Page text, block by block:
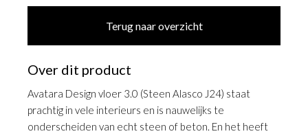
Terug naar overzicht
Over dit product
Avatara Design vloer 3.0 (Steen Alasco J24) staat
prachtig in vele interieurs en is nauwelijks te
onderscheiden van echt steen of beton. En het heeft